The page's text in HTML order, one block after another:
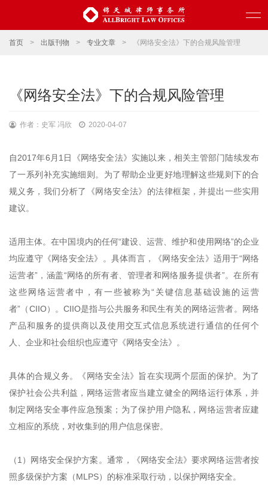
首页 > 出版刊物 > 专业文章 > 《网络安全法》下的合规风险管理
《网络安全法》下的合规风险管理
作者：史军 冯欣 2020-04-07
自2017年6月1日《网络安全法》实施以来，相关主管部门陆续发布
了一系列补充实施细则。为了帮助企业更好地理解这些规则下的合
规义务，我们分析了《网络安全法》的法律框架，并提出一些实用
建议。
适用主体。在中国境内的任何“建设、运营、维护和使用网络”的企业
均应遵守《网络安全法》。具体而言，《网络安全法》适用于“网络
运营者”，涵盖“网络的所有者、管理者和网络服务提供者”。在所有
这些网络运营者中，有一些被称为“关键信息基础设施的运营
者”（CIIO）。CIIO是指与公共服务和民生有关的网络运营者。网络
产品和服务的提供商以及使用交互式信息系统进行通信的任何个
人、企业和社会组织也应遵守《网络安全法》。
具体的合规义务。《网络安全法》旨在实现两个层面的保护。为了
保护社会公共利益，网络运营者应当建立健全的网络运行体系，并
制定网络安全事件应急预案；为了保护用户隐私，网络运营者应建
立相应的系统，对收集到的用户信息保密。
（1）网络安全保护方案。通常，《网络安全法》要求网络运营者按
照多级保护方案（MLPS）的标准采取行动，以保护网络安全。